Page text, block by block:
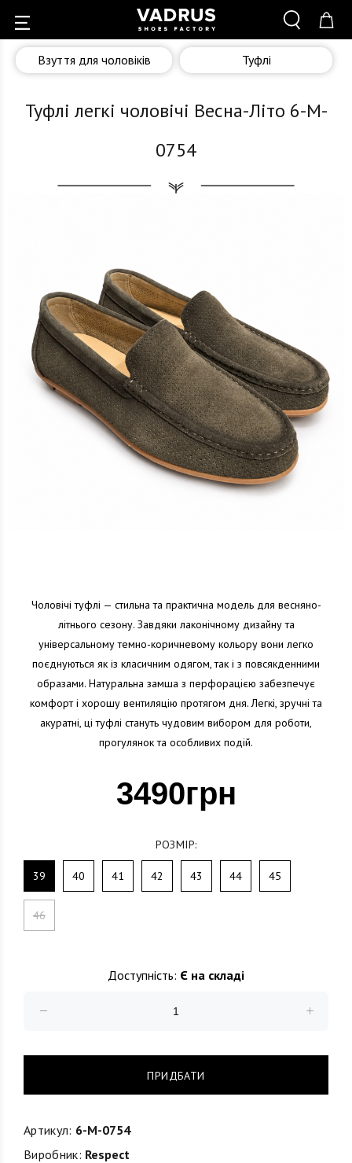
Взуття для чоловіків Туфлі
Туфлі легкі чоловічі Весна-Літо 6-M-
0754
Чоловічі туфлі — стильна та практична модель для весняно-
літнього сезону. Завдяки лаконічному дизайну та
універсальному темно-коричневому кольору вони легко
поєднуються як із класичним одягом, так і з повсякденними
образами. Натуральна замша з перфорацією забезпечує
комфорт і хорошу вентиляцію протягом дня. Легкі, зручні та
акуратні, ці туфлі стануть чудовим вибором для роботи,
прогулянок та особливих подій.
3490грн
РОЗМІР:
39 40 41 42 43 44 45
46
Доступність: Є на складі
ПРИДБАТИ
Артикул: 6-M-0754
Виробник: Respect